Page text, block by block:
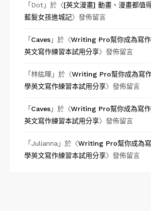
「Dot」於〈[英文漫畫] 動畫、漫畫都值
藍髮女孩進城記〉發佈留言
「Caves」於〈Writing Pro幫你成為寫作
英文寫作練習本試用分享〉發佈留言
「林紘暉 」於〈Writing Pro幫你成為寫
學英文寫作練習本試用分享〉發佈留言
「Caves」於〈Writing Pro幫你成為寫作
英文寫作練習本試用分享〉發佈留言
「Julianna 」於〈Writing Pro幫你成為
學英文寫作練習本試用分享〉發佈留言